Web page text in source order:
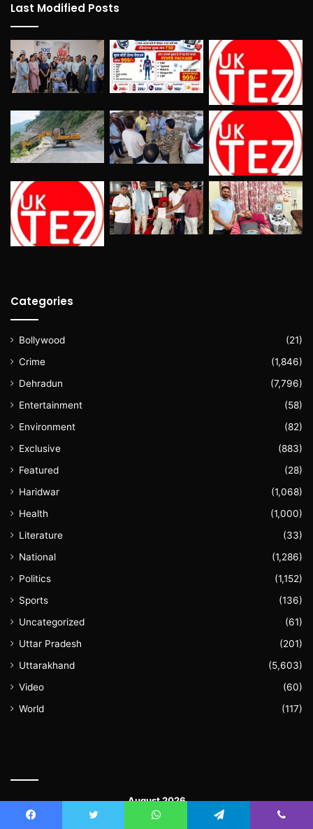
Last Modified Posts
Categories
Bollywood
(21)
Crime
(1,846)
Dehradun
(7,796)
Entertainment
(58)
Environment
(82)
Exclusive
(883)
Featured
(28)
Haridwar
(1,068)
Health
(1,000)
Literature
(33)
National
(1,286)
Politics
(1,152)
Sports
(136)
Uncategorized
(61)
Uttar Pradesh
(201)
Uttarakhand
(5,603)
Video
(60)
World
(117)
August 2026